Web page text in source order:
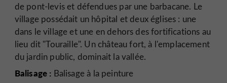
de pont-levis et défendues par une barbacane. Le
village possédait un hôpital et deux églises : une
dans le village et une en dehors des fortifications au
lieu dit "Touraille". Un château fort, à l'emplacement
du jardin public, dominait la vallée.
Balisage : Balisage à la peinture